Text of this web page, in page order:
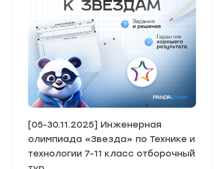
[05-30.11.2025] Инженерная
олимпиада «Звезда» по Технике и
технологии 7-11 класс отборочный